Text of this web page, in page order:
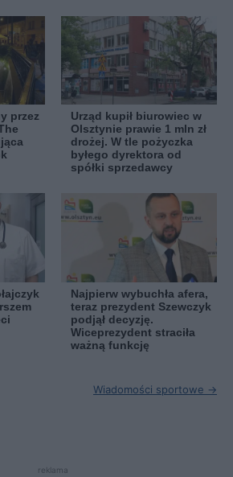
przez
Urząd kupił biurowiec w
Olsztynie prawie 1 mln zł
drożej. W tle pożyczka
byłego dyrektora od
spółki sprzedawcy
Najpierw wybuchła afera,
teraz prezydent Szewczyk
podjął decyzję.
Wiceprezydent straciła
ważną funkcję
Wiadomości sportowe →
reklama